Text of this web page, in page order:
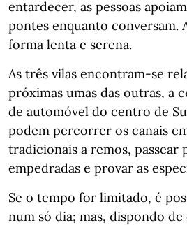
entardecer, as pessoas
pontes enquanto conversam.
forma lenta e serena.
As três vilas encontram-se
próximas umas das outras, a
de automóvel do centro de
podem percorrer os canais
tradicionais a remos, passear
empedradas e provar as
Se o tempo for limitado, é
num só dia; mas, dispondo